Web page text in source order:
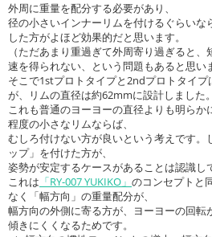
外周に重量を配分する必要があり、
径の小さいインナーリムを付けるぐらい
した方がよほど効果的だと思います。
（ただあまり重過ぎて外周寄り過ぎると
速を得られない、という問題もあると思い
そこで1stプロトタイプと2ndプロトタイ
が、リムの直径は約62mmに設計しました。
これも普通のヨーヨーの直径よりも明ら
程度の小さなリムならば、
むしろ付けない方が良いという考えです
ップ」を付けた方が、
姿勢が安定するケースがあることは認識し
これは 「RY-007 YUKIKO」 のコンセプトと
なく「幅方向」の重量配分が、
幅方向の外側に寄る方が、ヨーヨーの回転
傾きにくくなるためです。